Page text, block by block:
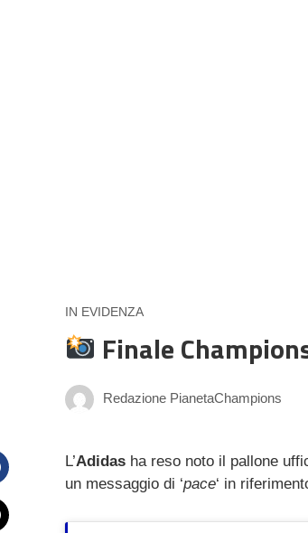
IN EVIDENZA
Finale
Redazione PianetaChampions
L’Adidas ha reso noto il pallone
un messaggio di ‘pace‘ in